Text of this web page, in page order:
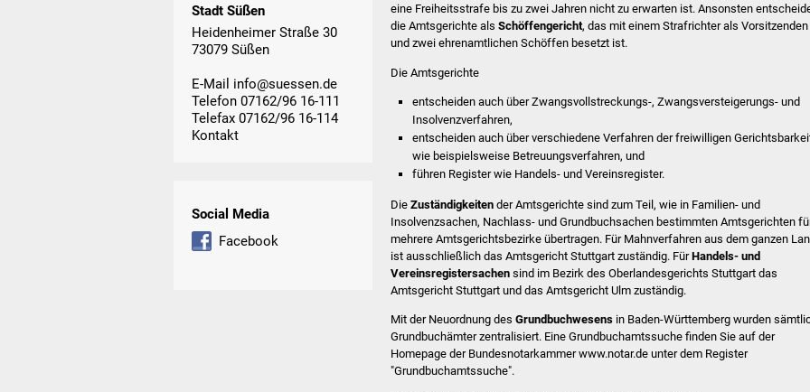
Stadt Süßen
Heidenheimer Straße 30
73079 Süßen
E-Mail info@suessen.de
Telefon 07162/96 16-111
Telefax 07162/96 16-114
Kontakt
Social Media
Facebook
eine Freiheitsstrafe bis zu zwei Jahren nicht zu erwarten ist. Ansonsten
die Amtsgerichte als Schöffengericht, das mit einem Strafrichter als Vorsitzenden
und zwei ehrenamtlichen Schöffen besetzt ist.
Die Amtsgerichte
entscheiden auch über Zwangsvollstreckungs-, Zwangsversteigerungs- und
Insolvenzverfahren,
entscheiden auch über verschiedene Verfahren der freiwilligen
wie beispielsweise Betreuungsverfahren, und
führen Register wie Handels- und Vereinsregister.
Die Zuständigkeiten der Amtsgerichte sind zum Teil, wie in Familien- und
Insolvenzsachen, Nachlass- und Grundbuchsachen bestimmten Amtsgerichten
mehrere Amtsgerichtsbezirke übertragen. Für Mahnverfahren aus dem ganzen
ist ausschließlich das Amtsgericht Stuttgart zuständig. FürHandels- und
Vereinsregistersachen sind im Bezirk des Oberlandesgerichts Stuttgart das
Amtsgericht Stuttgart und das Amtsgericht Ulm zuständig.
Mit der Neuordnung des Grundbuchwesens in Baden-Württemberg wurden
Grundbuchämter zentralisiert. Eine Grundbuchamtssuche finden Sie auf der
Homepage der Bundesnotarkammer www.notar.de unter dem Register
"Grundbuchamtssuche".